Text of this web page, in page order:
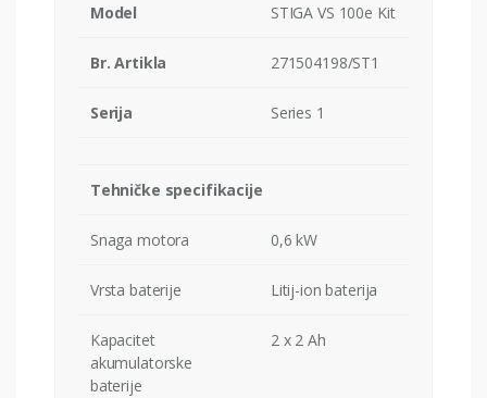
Model STIGA VS 100e Kit
Br. Artikla 271504198/ST1
Serija Series 1
Tehničke specifikacije
Snaga motora 0,6 kW
Vrsta baterije Litij-ion baterija
Kapacitet
akumulatorske
baterije
2 x 2 Ah